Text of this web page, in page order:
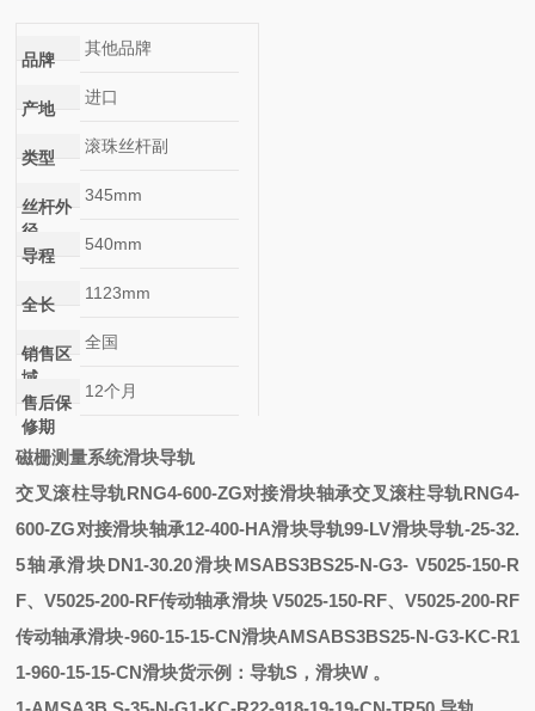
品牌
其他品牌
产地
进口
类型
滚珠丝杆副
丝杆外
径
345mm
导程
540mm
全长
1123mm
销售区
域
全国
售后保
修期
12个月
磁栅测量系统滑块导轨
交叉滚柱导轨RNG4-600-ZG对接滑块轴承交叉滚柱导轨RNG4-
600-ZG对接滑块轴承12-400-HA滑块导轨99-LV滑块导轨-25-32.
5轴承滑块DN1-30.20滑块MSABS3BS25-N-G3- V5025-150-R
F、V5025-200-RF传动轴承滑块 V5025-150-RF、V5025-200-RF
传动轴承滑块-960-15-15-CN滑块AMSABS3BS25-N-G3-KC-R1
1-960-15-15-CN滑块货示例：导轨S，滑块W 。